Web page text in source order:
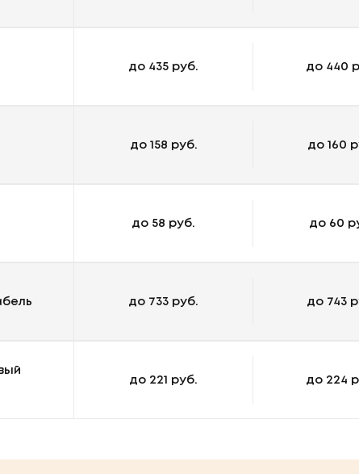
до 435 руб. до 440
до 158 руб. до 160
до 58 руб. до 60
до 733 руб. до 743
до 221 руб. до 224